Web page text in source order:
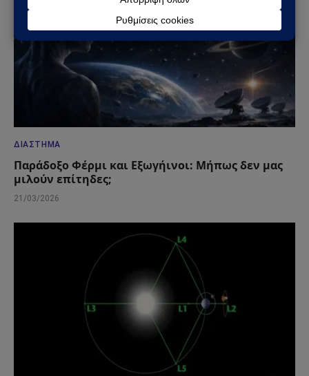
ΔΙΆΣΤΗΜΑ
Παράδοξο Φέρμι και Εξωγήινοι: Μήπως δεν μας
μιλούν επίτηδες;
21/03/2026